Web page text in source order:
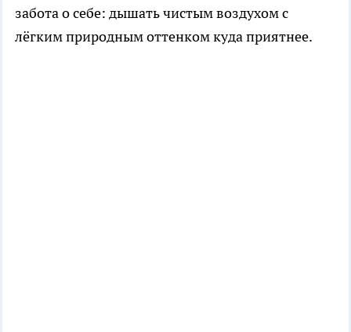
забота о себе: дышать чистым воздухом с
лёгким природным оттенком куда приятнее.